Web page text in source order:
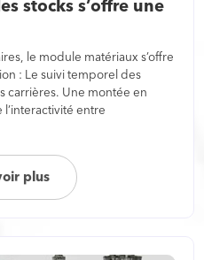
stocks s’offre une
le module matériaux s’offre
: Le suivi temporel des
carrières. Une montée en
entre
plus